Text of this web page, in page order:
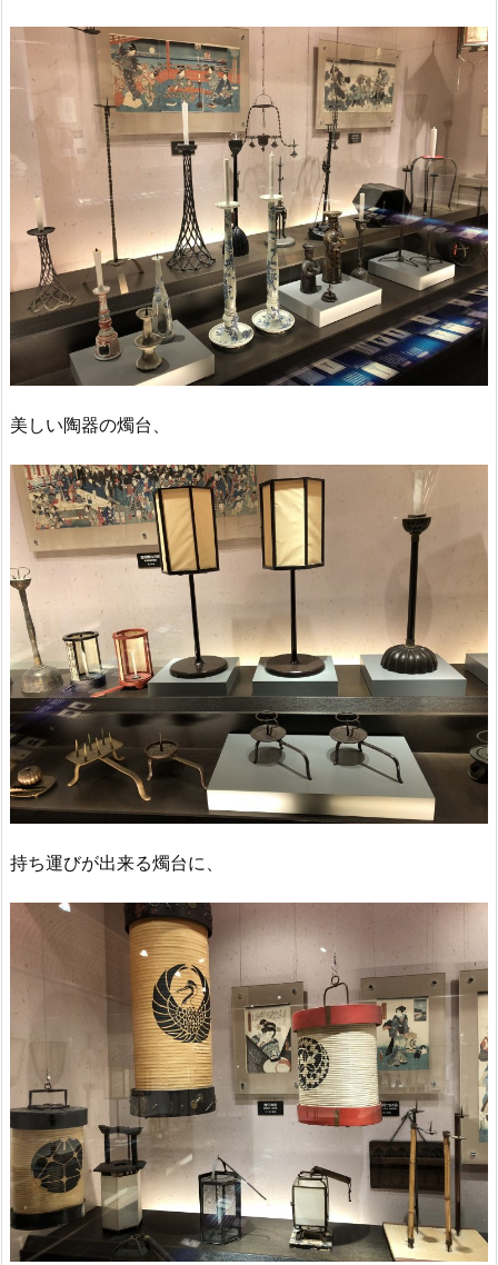
美しい陶器の燭台、
持ち運びが出来る燭台に、